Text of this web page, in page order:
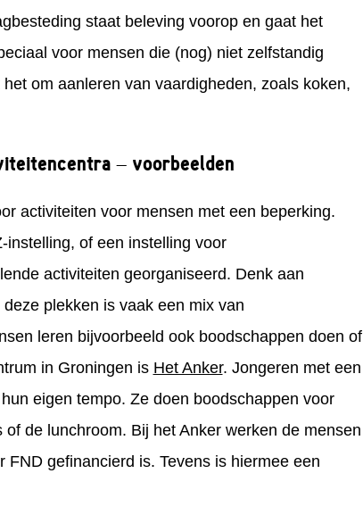
staat beleving voorop en gaat het
voor mensen die (nog) niet zelfstandig
om aanleren van vaardigheden, zoals koken,
– voorbeelden
activiteiten voor mensen met een beperking.
of een instelling voor
activiteiten georganiseerd. Denk aan
plekken is vaak een mix van
leren bijvoorbeeld ook boodschappen doen of
in Groningen is Het Anker. Jongeren met een
eigen tempo. Ze doen boodschappen voor
de lunchroom. Bij het Anker werken de mensen
FND gefinancierd is. Tevens is hiermee een